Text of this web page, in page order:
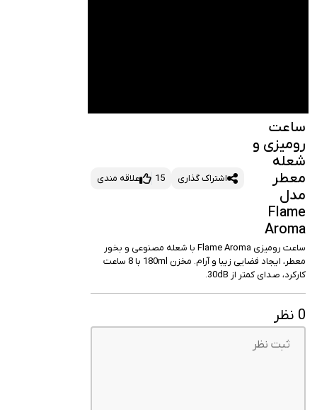
ساعت
رومیزی و
شعله
معطر
مدل
Flame
Aroma
اشتراک گذاری علاقه مندی
ساعت رومیزی Flame Aroma با شعله مصنوعی و بخور
معطر، ایجاد فضایی زیبا و آرام. مخزن 180ml با 8 ساعت
کارکرد، صدای کمتر از 30dB.